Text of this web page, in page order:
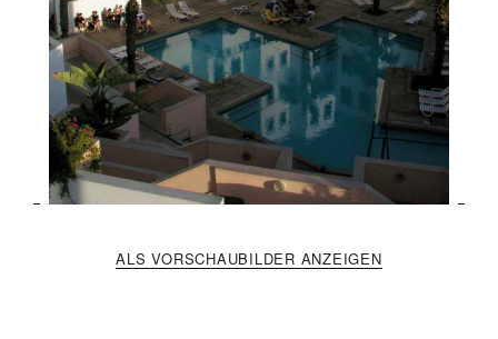
ALS VORSCHAUBILDER ANZEIGEN